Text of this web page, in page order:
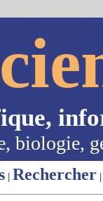
biologie,
| Rechercher |